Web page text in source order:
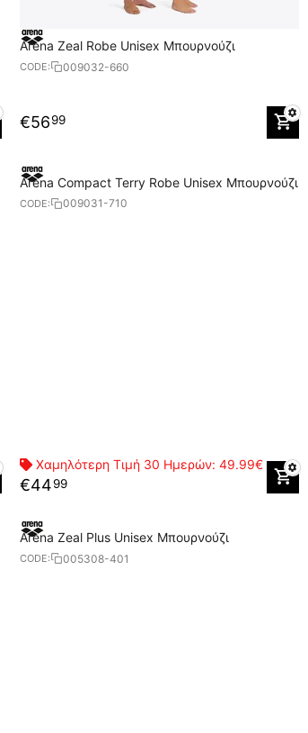
Arena Zeal Robe Unisex Μπουρνούζι
CODE: 009032-660
€5699
Arena Compact Terry Robe Unisex Μπουρνούζι
CODE: 009031-710
Χαμηλότερη Τιμή 30 Ημερών: 49.99€
€4499
Arena Zeal Plus Unisex Μπουρνούζι
CODE: 005308-401